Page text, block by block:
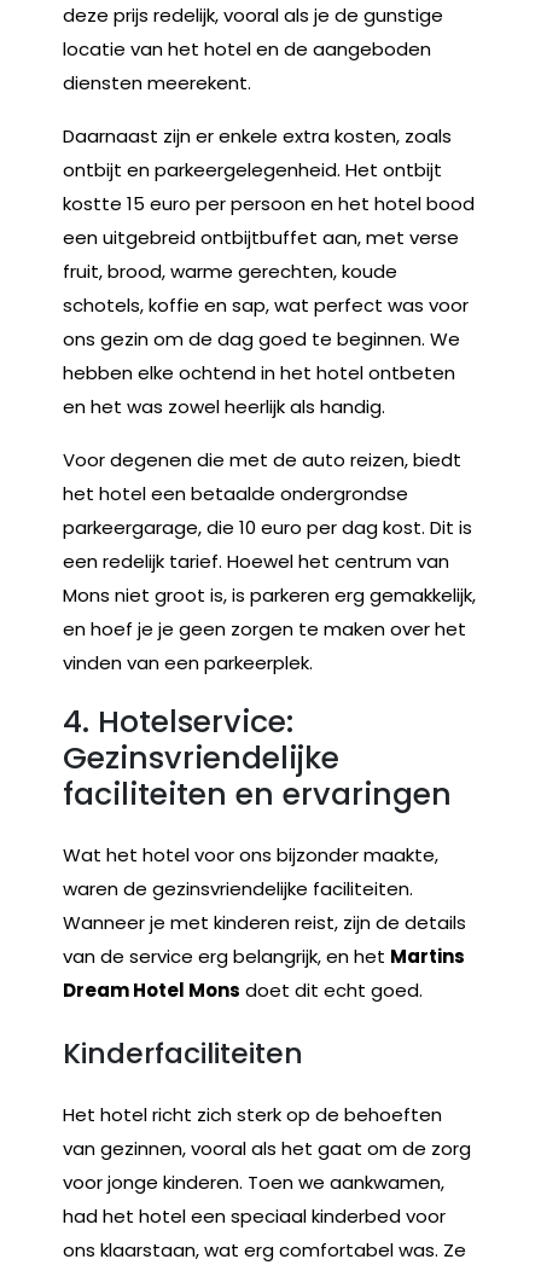
deze prijs redelijk, vooral als je de gunstige
locatie van het hotel en de aangeboden
diensten meerekent.
Daarnaast zijn er enkele extra kosten, zoals
ontbijt en parkeergelegenheid. Het ontbijt
kostte 15 euro per persoon en het hotel bood
een uitgebreid ontbijtbuffet aan, met verse
fruit, brood, warme gerechten, koude
schotels, koffie en sap, wat perfect was voor
ons gezin om de dag goed te beginnen. We
hebben elke ochtend in het hotel ontbeten
en het was zowel heerlijk als handig.
Voor degenen die met de auto reizen, biedt
het hotel een betaalde ondergrondse
parkeergarage, die 10 euro per dag kost. Dit is
een redelijk tarief. Hoewel het centrum van
Mons niet groot is, is parkeren erg gemakkelijk,
en hoef je je geen zorgen te maken over het
vinden van een parkeerplek.
4. Hotelservice:
Gezinsvriendelijke
faciliteiten en ervaringen
Wat het hotel voor ons bijzonder maakte,
waren de gezinsvriendelijke faciliteiten.
Wanneer je met kinderen reist, zijn de details
van de service erg belangrijk, en het Martins
Dream Hotel Mons doet dit echt goed.
Kinderfaciliteiten
Het hotel richt zich sterk op de behoeften
van gezinnen, vooral als het gaat om de zorg
voor jonge kinderen. Toen we aankwamen,
had het hotel een speciaal kinderbed voor
ons klaarstaan, wat erg comfortabel was. Ze